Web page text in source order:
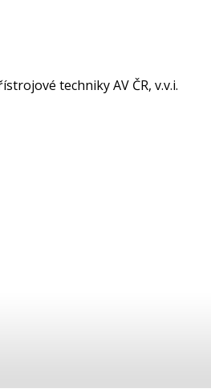
techniky AV ČR, v.v.i.